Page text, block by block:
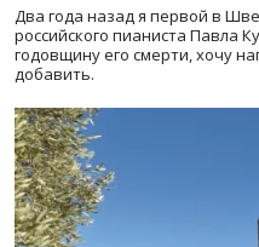
Два года назад я первой в
российского пианиста Павла
годовщину его смерти, хочу
добавить.